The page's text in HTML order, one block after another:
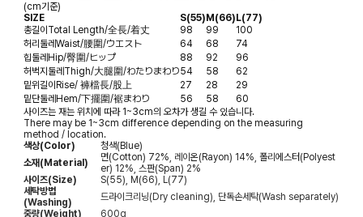
(cm기준)
SIZE
S(55) M(66) L(77)
총길이 Total Length/全長/着丈 98 99
100
허리둘레 Waist/腰圍/ウエスト 64 68
74
힙둘레 Hip/臀圍/ヒップ 88 92
96
허벅지둘레 Thigh/大腿圍/わたりまわり54 58
62
밑위길이 Rise/ 褲檔長/股上 27 28
29
밑단둘레 Hem/下擺圍/裾まわり 56 58
60
사이즈는 재는 위치에 따라 1~3cm의 오차가 생길 수 있습니다.
There may be 1~3cm difference depending on the measuring
method / location.
색상(Color)
청색(Blue)
소재(Material)
면(Cotton) 72%, 레이온(Rayon) 14%, 폴리에스터(Polyest
er) 12%, 스판(Span) 2%
사이즈(Size)
S(55), M(66), L(77)
세탁방법
(Washing)
드라이크리닝(Dry cleaning), 단독손세탁(Wash separately)
중량(Weight)
600g